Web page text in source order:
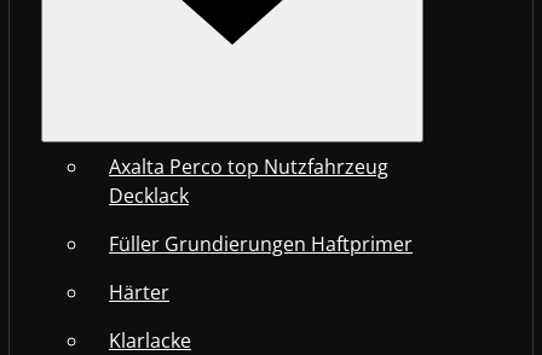
Axalta Perco top Nutzfahrzeug
Decklack
Füller Grundierungen Haftprimer
Härter
Klarlacke